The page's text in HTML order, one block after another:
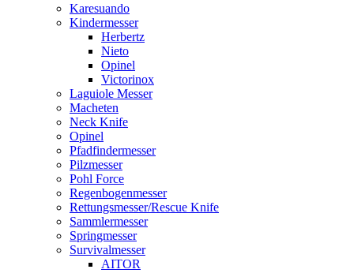
Karesuando
Kindermesser
Herbertz
Nieto
Opinel
Victorinox
Laguiole Messer
Macheten
Neck Knife
Opinel
Pfadfindermesser
Pilzmesser
Pohl Force
Regenbogenmesser
Rettungsmesser/Rescue Knife
Sammlermesser
Springmesser
Survivalmesser
AITOR